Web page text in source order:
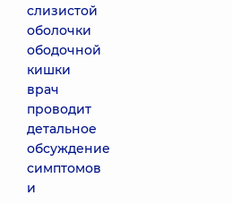
слизистой
оболочки
ободочной
кишки
врач
проводит
детальное
обсуждение
симптомов
и